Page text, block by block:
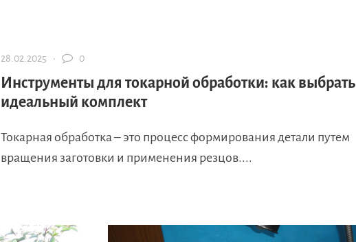
28.02.2025 · 0
Инструменты для токарной обработки: как выбрать
идеальный комплект
Токарная обработка – это процесс формирования детали путем
вращения заготовки и применения резцов....